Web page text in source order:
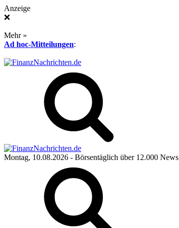
Anzeige
❌
Mehr »
Ad hoc-Mitteilungen:
Montag, 10.08.2026 - Börsentäglich über 12.000 News